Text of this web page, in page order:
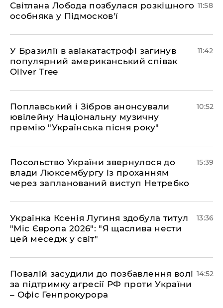
Світлана Лобода позбулася розкішного
особняка у Підмосков'ї
11:58
У Бразилії в авіакатастрофі загинув
популярний американський співак
Oliver Tree
11:42
Поплавський і Зібров анонсували
ювілейну Національну музичну
премію "Українська пісня року"
10:52
Посольство України звернулося до
влади Люксембургу із проханням
через запланований виступ Нетребко
15:39
Українка Ксенія Лугиня здобула титул
"Міс Європа 2026": "Я щаслива нести
цей меседж у світ"
13:36
Повалій засудили до позбавлення волі
за підтримку агресії РФ проти України
– Офіс Генпрокурора
14:52